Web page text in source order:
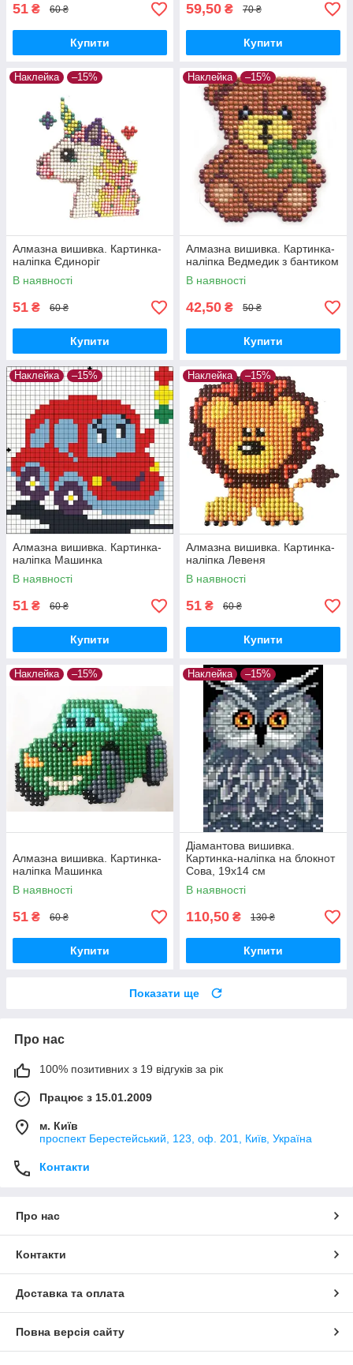
51 ₴ 60 ₴
Купити
59,50 ₴ 70 ₴
Купити
Наклейка –15%
Алмазна вишивка. Картинка-
наліпка Єдиноріг
В наявності
51 ₴ 60 ₴
Купити
Наклейка –15%
Алмазна вишивка. Картинка-
наліпка Ведмедик з бантиком
В наявності
42,50 ₴ 50 ₴
Купити
Наклейка –15%
Алмазна вишивка. Картинка-
наліпка Машинка
В наявності
51 ₴ 60 ₴
Купити
Наклейка –15%
Алмазна вишивка. Картинка-
наліпка Левеня
В наявності
51 ₴ 60 ₴
Купити
Наклейка –15%
Алмазна вишивка. Картинка-
наліпка Машинка
В наявності
51 ₴ 60 ₴
Купити
Наклейка –15%
Діамантова вишивка.
Картинка-наліпка на блокнот
Сова, 19х14 см
В наявності
110,50 ₴ 130 ₴
Купити
Показати ще
Про нас
100% позитивних з 19 відгуків за рік
Працює з 15.01.2009
м. Київ
проспект Берестейський, 123, оф. 201, Київ, Україна
Контакти
Про нас
Контакти
Доставка та оплата
Повна версія сайту